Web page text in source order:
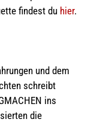
findest du hier.
und dem
schreibt
ins
die